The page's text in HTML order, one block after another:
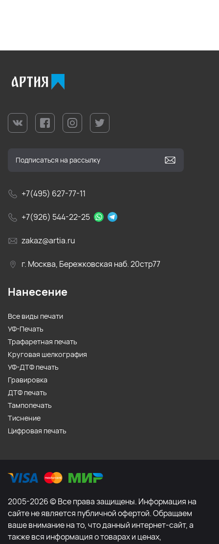
+7(495) 627-77-11
+7(926) 544-22-25
zakaz@artia.ru
г. Москва, Бережковская наб. 20стр77
Нанесение
Все виды печати
УФ-Печать
Трафаретная печать
Круговая шелкография
УФ-ДТФ печать
Гравировка
ДТФ печать
Тампопечать
Тиснение
Цифровая печать
2005-2026 © Все права защищены. Информация на
сайте не является публичной офертой. Обращаем
ваше внимание на то, что данный интернет-сайт, а
также вся информация о товарах и ценах,